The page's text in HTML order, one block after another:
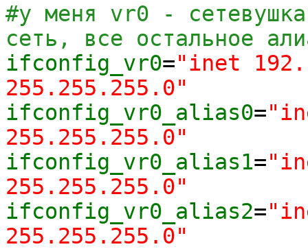
#у меня vr0 -
сеть, все остальное
ifconfig_vr0="inet
255.255.255.0"
ifconfig_vr0_alias0=
255.255.255.0"
ifconfig_vr0_alias1=
255.255.255.0"
ifconfig_vr0_alias2=
255.255.255.0"